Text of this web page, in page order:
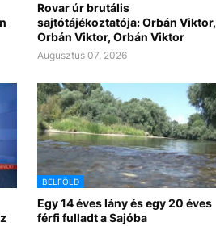
Rovar úr brutális
sajtótájékoztatója: Orbán Viktor,
Orbán Viktor, Orbán Viktor
Augusztus 07, 2026
BELFÖLD
Egy 14 éves lány és egy 20 éves
férfi fulladt a Sajóba